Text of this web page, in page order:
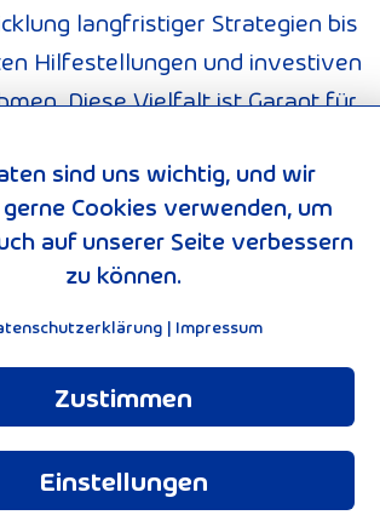
langfristiger Strategien bis
Hilfestellungen und investiven
Diese Vielfalt ist Garant für
des Klimaschutzes
ihr profitieren Verbraucherinnen
ebenso wie Unternehmen,
Bildungseinrichtungen.
KEEN-Verbund
sind uns wichtig, und wir
Cookies verwenden, um
auf unserer Seite verbessern
zu können.
| Impressum
Zustimmen
Einstellungen